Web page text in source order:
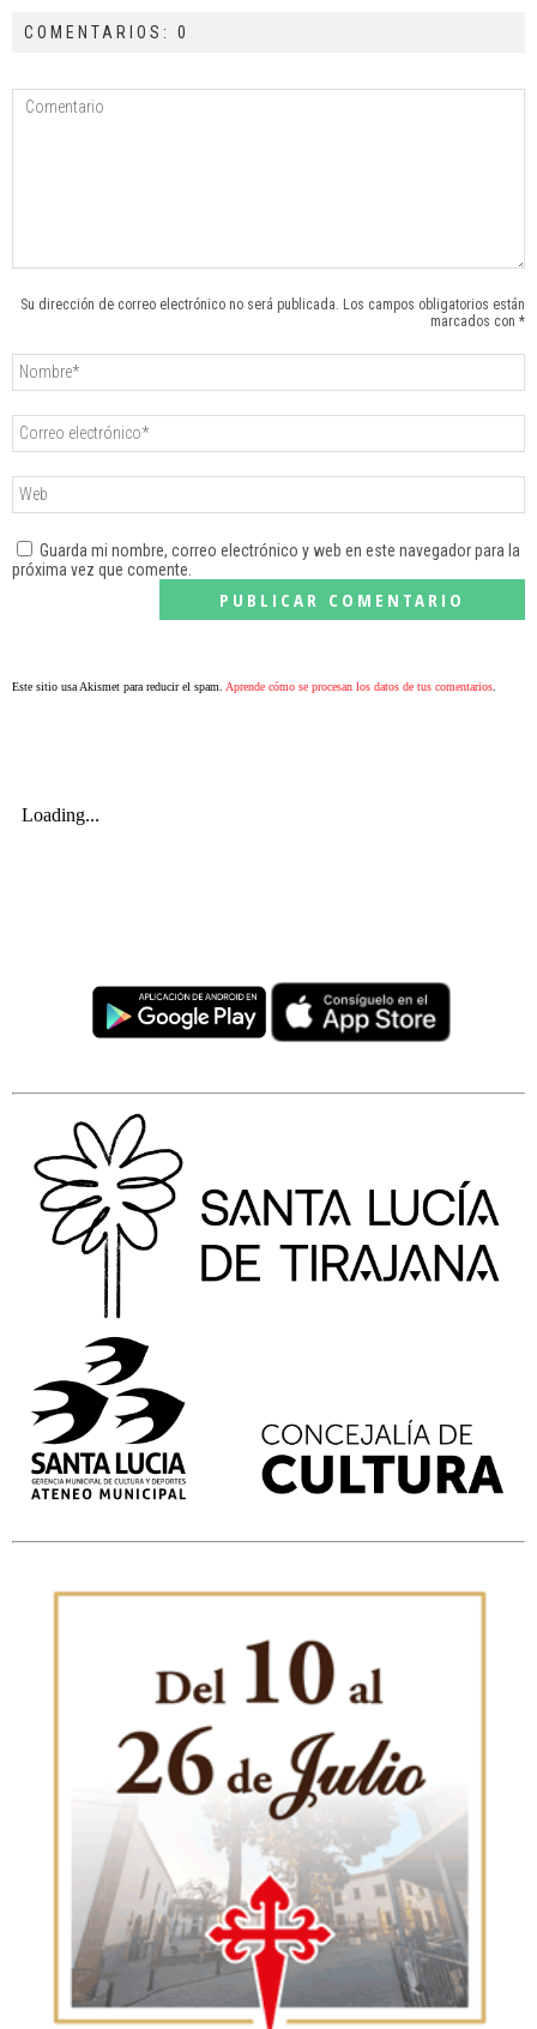
COMENTARIOS: 0
Su dirección de correo electrónico no será publicada. Los campos obligatorios están
marcados con *
Guarda mi nombre, correo electrónico y web en este navegador para la
próxima vez que comente.
Este sitio usa Akismet para reducir el spam. Aprende cómo se procesan los datos de tus comentarios